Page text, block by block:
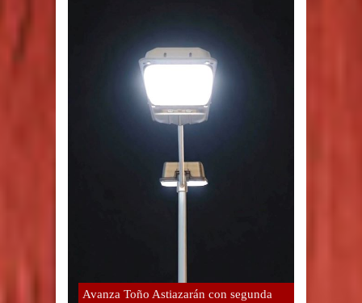
Avanza Toño Astiazarán con segunda